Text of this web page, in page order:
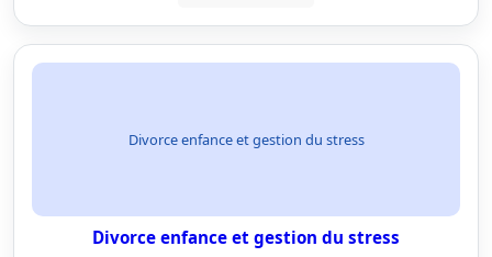
Divorce enfance et gestion du stress
Divorce enfance et gestion du stress